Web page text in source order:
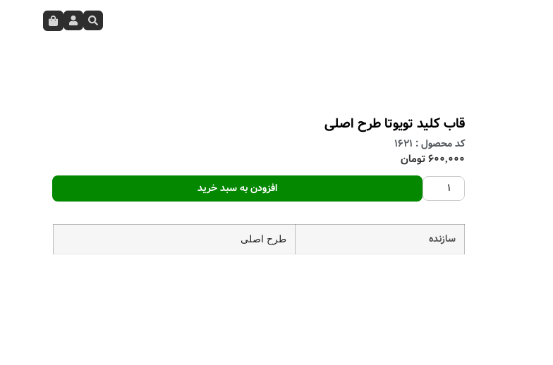
قاب کلید تویوتا طرح اصلی
کد محصول : 1621
600,000 تومان
افزودن به سبد خرید
سازنده طرح اصلی